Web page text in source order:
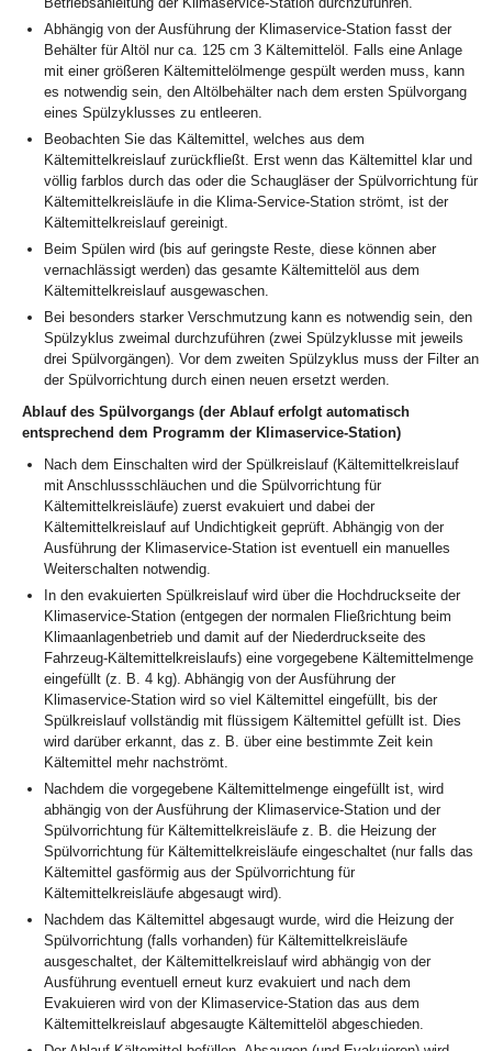
Abhängig von der Ausführung der Klimaservice-Station fasst der
Behälter für Altöl nur ca. 125 cm 3 Kältemittelöl. Falls eine Anlage
mit einer größeren Kältemittelölmenge gespült werden muss, kann
es notwendig sein, den Altölbehälter nach dem ersten Spülvorgang
eines Spülzyklusses zu entleeren.
Beobachten Sie das Kältemittel, welches aus dem
Kältemittelkreislauf zurückfließt. Erst wenn das Kältemittel klar und
völlig farblos durch das oder die Schaugläser der Spülvorrichtung für
Kältemittelkreisläufe in die Klima-Service-Station strömt, ist der
Kältemittelkreislauf gereinigt.
Beim Spülen wird (bis auf geringste Reste, diese können aber
vernachlässigt werden) das gesamte Kältemittelöl aus dem
Kältemittelkreislauf ausgewaschen.
Bei besonders starker Verschmutzung kann es notwendig sein, den
Spülzyklus zweimal durchzuführen (zwei Spülzyklusse mit jeweils
drei Spülvorgängen). Vor dem zweiten Spülzyklus muss der Filter an
der Spülvorrichtung durch einen neuen ersetzt werden.
Ablauf des Spülvorgangs (der Ablauf erfolgt automatisch
entsprechend dem Programm der Klimaservice-Station)
Nach dem Einschalten wird der Spülkreislauf (Kältemittelkreislauf
mit Anschlussschläuchen und die Spülvorrichtung für
Kältemittelkreisläufe) zuerst evakuiert und dabei der
Kältemittelkreislauf auf Undichtigkeit geprüft. Abhängig von der
Ausführung der Klimaservice-Station ist eventuell ein manuelles
Weiterschalten notwendig.
In den evakuierten Spülkreislauf wird über die Hochdruckseite der
Klimaservice-Station (entgegen der normalen Fließrichtung beim
Klimaanlagenbetrieb und damit auf der Niederdruckseite des
Fahrzeug-Kältemittelkreislaufs) eine vorgegebene Kältemittelmenge
eingefüllt (z. B. 4 kg). Abhängig von der Ausführung der
Klimaservice-Station wird so viel Kältemittel eingefüllt, bis der
Spülkreislauf vollständig mit flüssigem Kältemittel gefüllt ist. Dies
wird darüber erkannt, das z. B. über eine bestimmte Zeit kein
Kältemittel mehr nachströmt.
Nachdem die vorgegebene Kältemittelmenge eingefüllt ist, wird
abhängig von der Ausführung der Klimaservice-Station und der
Spülvorrichtung für Kältemittelkreisläufe z. B. die Heizung der
Spülvorrichtung für Kältemittelkreisläufe eingeschaltet (nur falls das
Kältemittel gasförmig aus der Spülvorrichtung für
Kältemittelkreisläufe abgesaugt wird).
Nachdem das Kältemittel abgesaugt wurde, wird die Heizung der
Spülvorrichtung (falls vorhanden) für Kältemittelkreisläufe
ausgeschaltet, der Kältemittelkreislauf wird abhängig von der
Ausführung eventuell erneut kurz evakuiert und nach dem
Evakuieren wird von der Klimaservice-Station das aus dem
Kältemittelkreislauf abgesaugte Kältemittelöl abgeschieden.